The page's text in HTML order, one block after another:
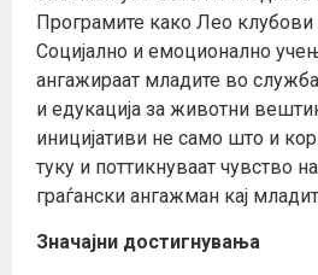
Програмите како Лео клубови
Социјално и емоционално
ангажираат младите во
и едукација за животни
иницијативи не само што и
туку и поттикнуваат чувство
граѓански ангажман кај
Значајни достигнувања